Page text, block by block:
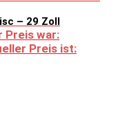
– 29 Zoll
Preis war:
Preis ist: